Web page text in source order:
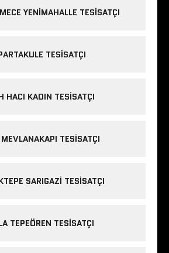
YENIMAHALLE TESISATÇI
TESISATÇI
HACI KADIN TESISATÇI
TESISATÇI
SARIGAZI TESISATÇI
TEPEÖREN TESISATÇI